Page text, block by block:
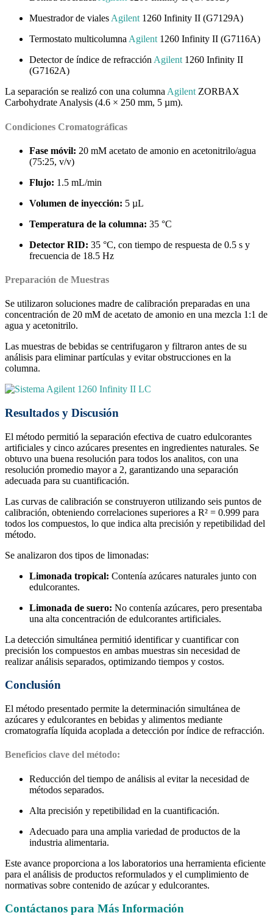
Muestrador de viales Agilent 1260 Infinity II (G7129A)
Termostato multicolumna Agilent 1260 Infinity II (G7116A)
Detector de índice de refracción Agilent 1260 Infinity II
(G7162A)
La separación se realizó con una columna Agilent ZORBAX
Carbohydrate Analysis (4.6 × 250 mm, 5 µm).
Condiciones Cromatográficas
Fase móvil: 20 mM acetato de amonio en acetonitrilo/agua
(75:25, v/v)
Flujo: 1.5 mL/min
Volumen de inyección: 5 µL
Temperatura de la columna: 35 °C
Detector RID: 35 °C, con tiempo de respuesta de 0.5 s y
frecuencia de 18.5 Hz
Preparación de Muestras
Se utilizaron soluciones madre de calibración preparadas en una
concentración de 20 mM de acetato de amonio en una mezcla 1:1 de
agua y acetonitrilo.
Las muestras de bebidas se centrifugaron y filtraron antes de su
análisis para eliminar partículas y evitar obstrucciones en la
columna.
Resultados y Discusión
El método permitió la separación efectiva de cuatro edulcorantes
artificiales y cinco azúcares presentes en ingredientes naturales. Se
obtuvo una buena resolución para todos los analitos, con una
resolución promedio mayor a 2, garantizando una separación
adecuada para su cuantificación.
Las curvas de calibración se construyeron utilizando seis puntos de
calibración, obteniendo correlaciones superiores a R² = 0.999 para
todos los compuestos, lo que indica alta precisión y repetibilidad del
método.
Se analizaron dos tipos de limonadas:
Limonada tropical: Contenía azúcares naturales junto con
edulcorantes.
Limonada de suero: No contenía azúcares, pero presentaba
una alta concentración de edulcorantes artificiales.
La detección simultánea permitió identificar y cuantificar con
precisión los compuestos en ambas muestras sin necesidad de
realizar análisis separados, optimizando tiempos y costos.
Conclusión
El método presentado permite la determinación simultánea de
azúcares y edulcorantes en bebidas y alimentos mediante
cromatografía líquida acoplada a detección por índice de refracción.
Beneficios clave del método:
Reducción del tiempo de análisis al evitar la necesidad de
métodos separados.
Alta precisión y repetibilidad en la cuantificación.
Adecuado para una amplia variedad de productos de la
industria alimentaria.
Este avance proporciona a los laboratorios una herramienta eficiente
para el análisis de productos reformulados y el cumplimiento de
normativas sobre contenido de azúcar y edulcorantes.
Contáctanos para Más Información